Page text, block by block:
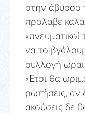
στην άβυσσο
πρόλαβε
να το
συλλογή
«Ετσι θα
ρωτήσεις, αν
ακούσεις δε